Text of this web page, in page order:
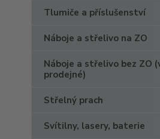
Tlumiče a příslušenství
Náboje a střelivo na ZO
Náboje a střelivo bez ZO
prodejné)
Střelný prach
Svítilny, lasery, baterie